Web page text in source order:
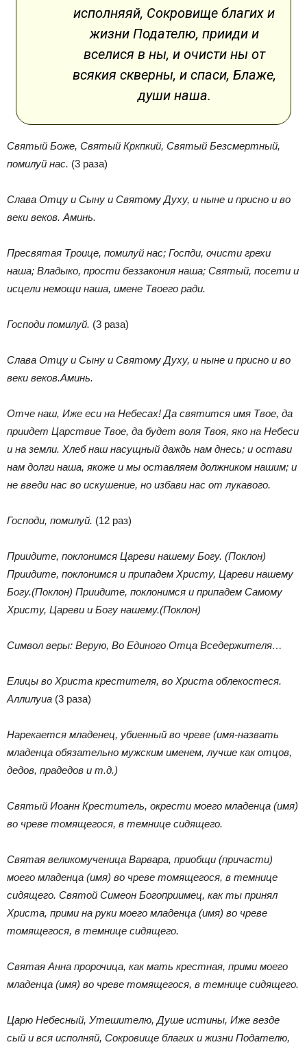
исполняяй, Сокровище благих и
жизни Подателю, прииди и
вселися в ны, и очисти ны от
всякия скверны, и спаси, Блаже,
души наша.
Святый Боже, Святый Кркпкий, Святый Безсмертный,
помилуй нас. (3 раза)
Слава Отцу и Сыну и Святому Духу, и ныне и присно и во
веки веков. Аминь.
Пресвятая Троице, помилуй нас; Госпди, очисти грехи
наша; Владыко, прости беззакония наша; Святый, посети и
исцели немощи наша, имене Твоего ради.
Господи помилуй. (3 раза)
Слава Отцу и Сыну и Святому Духу, и ныне и присно и во
веки веков.Аминь.
Отче наш, Иже еси на Небесах! Да святится имя Твое, да
приидет Царствие Твое, да будет воля Твоя, яко на Небеси
и на земли. Хлеб наш насущный даждь нам днесь; и остави
нам долги наша, якоже и мы оставляем должником нашим; и
не введи нас во искушение, но избави нас от лукавого.
Господи, помилуй. (12 раз)
Приидите, поклонимся Цареви нашему Богу. (Поклон)
Приидите, поклонимся и припадем Христу, Цареви нашему
Богу.(Поклон) Приидите, поклонимся и припадем Самому
Христу, Цареви и Богу нашему.(Поклон)
Символ веры: Верую, Во Единого Отца Вседержителя…
Елицы во Христа крестителя, во Христа облекостеся.
Аллилуиа (3 раза)
Нарекается младенец, убиенный во чреве (имя-назвать
младенца обязательно мужским именем, лучше как отцов,
дедов, прадедов и т.д.)
Святый Иоанн Креститель, окрести моего младенца (имя)
во чреве томящегося, в темнице сидящего.
Святая великомученица Варвара, приобщи (причасти)
моего младенца (имя) во чреве томящегося, в темнице
сидящего. Святой Симеон Богоприимец, как ты принял
Христа, прими на руки моего младенца (имя) во чреве
томящегося, в темнице сидящего.
Святая Анна пророчица, как мать крестная, прими моего
младенца (имя) во чреве томящегося, в темнице сидящего.
Царю Небесный, Утешителю, Душе истины, Иже везде
сый и вся исполняй, Сокровище благих и жизни Подателю,